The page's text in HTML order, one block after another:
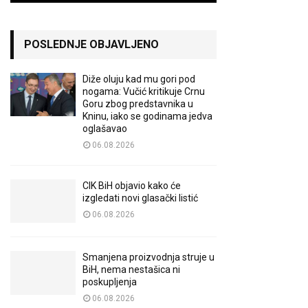
POSLEDNJE OBJAVLJENO
Diže oluju kad mu gori pod
nogama: Vučić kritikuje Crnu
Goru zbog predstavnika u
Kninu, iako se godinama jedva
oglašavao
06.08.2026
CIK BiH objavio kako će
izgledati novi glasački listić
06.08.2026
Smanjena proizvodnja struje u
BiH, nema nestašica ni
poskupljenja
06.08.2026